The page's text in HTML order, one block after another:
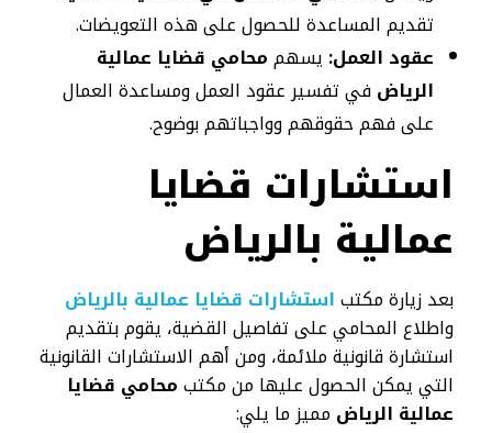
تقديم المساعدة للحصول على هذه التعويضات.
عقود العمل: يسهممحامي قضايا عمالية
الرياضفي تفسير عقود العمل ومساعدة العمال
على فهم حقوقهم وواجباتهم بوضوح.
استشارات قضايا
عمالية بالرياض
بعد زيارة مكتباستشارات قضايا عمالية بالرياض
واطلاع المحامي على تفاصيل القضية، يقوم بتقديم
استشارة قانونية ملائمة، ومن أهم الاستشارات القانونية
التي يمكن الحصول عليها من مكتبمحامي قضايا
عمالية الرياض مميز ما يلي: